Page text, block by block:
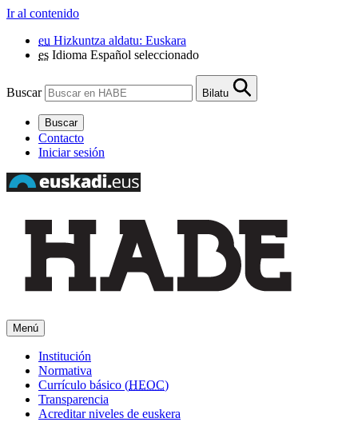
Ir al contenido
eu Hizkuntza aldatu: Euskara
es Idioma Español seleccionado
Buscar Bilatu
Buscar
Contacto
Iniciar sesión
Menú
Institución
Normativa
Currículo básico (HEOC)
Transparencia
Acreditar niveles de euskera